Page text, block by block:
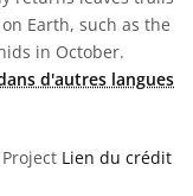
Earth, such as the
in October.
d'autres langues
Lien du crédit